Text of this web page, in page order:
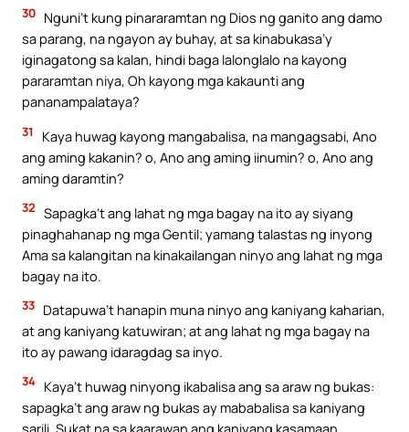
30 Nguni’t kung pinararamtan ng Dios ng ganito ang damo
sa parang, na ngayon ay buhay, at sa kinabukasa’y
iginagatong sa kalan, hindi baga lalonglalo na kayong
pararamtan niya, Oh kayong mga kakaunti ang
pananampalataya?
31
Kaya huwag kayong mangabalisa, na mangagsabi, Ano
ang aming kakanin? o, Ano ang aming iinumin? o, Ano ang
aming daramtin?
32 Sapagka’t ang lahat ng mga bagay na ito ay siyang
pinaghahanap ng mga Gentil; yamang talastas ng inyong
Ama sa kalangitan na kinakailangan ninyo ang lahat ng mga
bagay na ito.
33 Datapuwa’t hanapin muna ninyo ang kaniyang kaharian,
at ang kaniyang katuwiran; at ang lahat ng mga bagay na
ito ay pawang idaragdag sa inyo.
34 Kaya’t huwag ninyong ikabalisa ang sa araw ng bukas:
sapagka’t ang araw ng bukas ay mababalisa sa kaniyang
sarili. Sukat na sa kaarawan ang kaniyang kasamaan.